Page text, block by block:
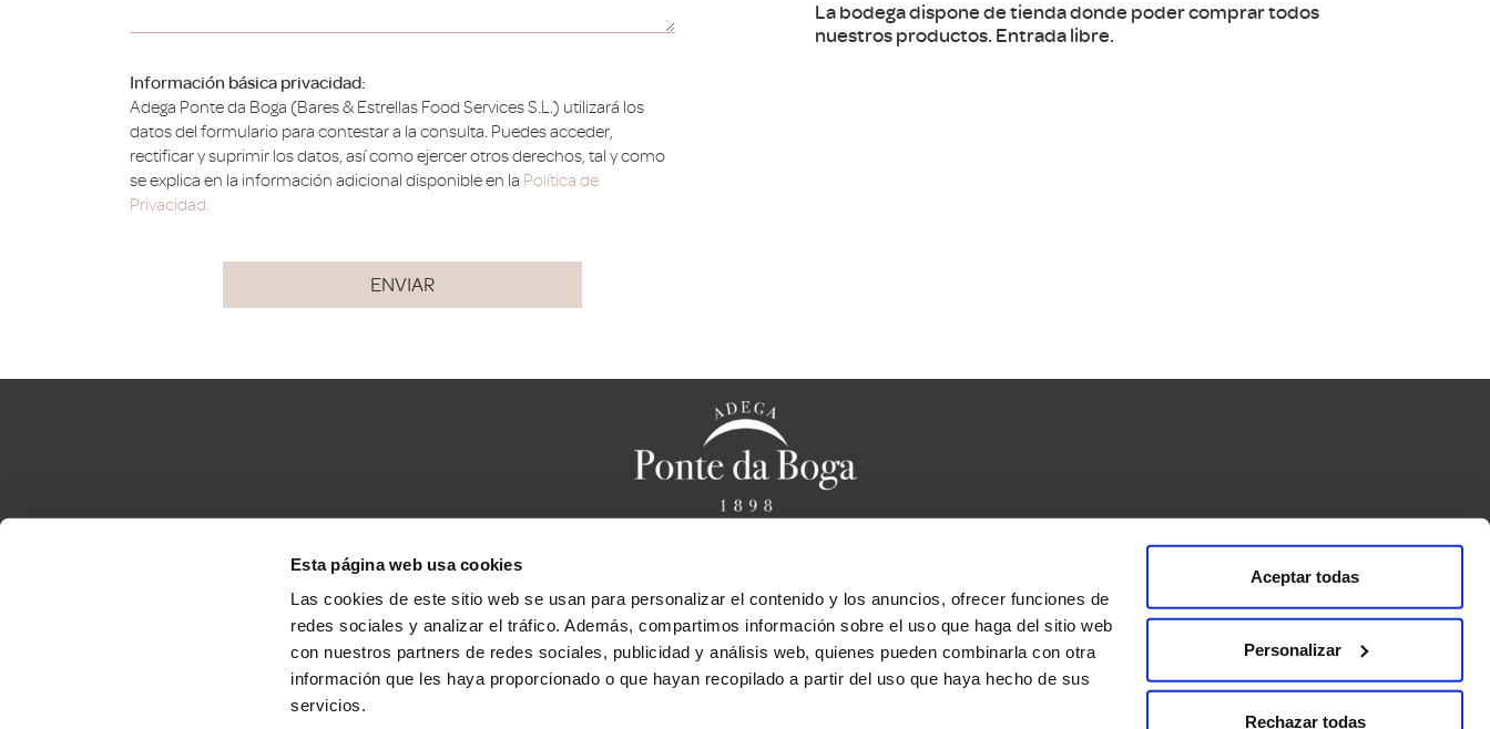
Esta página web usa cookies
Las cookies de este sitio web se usan para personalizar el contenido y los anuncios, ofrecer funciones de
redes sociales y analizar el tráfico. Además, compartimos información sobre el uso que haga del sitio web
con nuestros partners de redes sociales, publicidad y análisis web, quienes pueden combinarla con otra
información que les haya proporcionado o que hayan recopilado a partir del uso que haya hecho de sus
servicios.
Aceptar todas
Personalizar
Rechazar todas
Información básica privacidad:
Adega Ponte da Boga (Bares & Estrellas Food Services S.L.) utilizará los
datos del formulario para contestar a la consulta. Puedes acceder,
rectificar y suprimir los datos, así como ejercer otros derechos, tal y como
se explica en la información adicional disponible en la Política de
Privacidad.
La bodega dispone de tienda donde poder comprar todos
nuestros productos. Entrada libre.
Condiciones de compra y envío
Bases legales sorteo “Cena caprichos de Chefs”
Bodega Viñedos Vinos y Licores Enoturismo Tienda Club PDB Blog Contacto
© 2013/2026 Ponte da Boga